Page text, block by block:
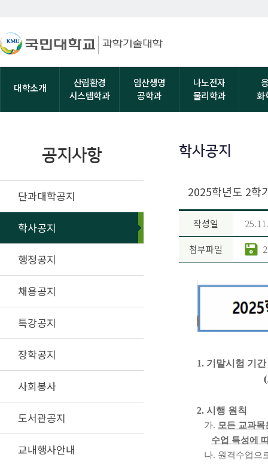
대학소개
산림환경
시스템학과
임산생명
공학과
나노전자
물리학과
화
공지사항
단과대학공지
학사공지
행정공지
채용공지
특강공지
장학공지
사회봉사
도서관공지
교내행사안내
학사공지
2025학년도 2학
작성일
첨부파일
1. 기말시험 기간
(
2. 시행 원칙
가. 모든 교과목
수업 특성에
나. 원격수업으